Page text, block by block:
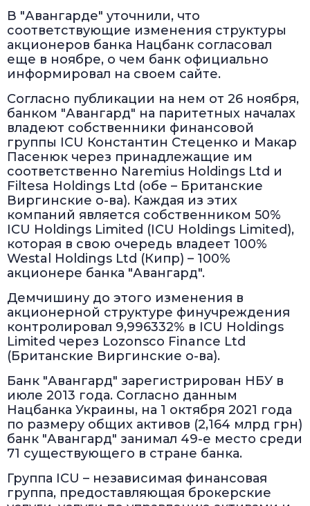
В "Авангарде" уточнили, что
соответствующие изменения структуры
акционеров банка Нацбанк согласовал
еще в ноябре, о чем банк официально
информировал на своем сайте.
Согласно публикации на нем от 26 ноября,
банком "Авангард" на паритетных началах
владеют собственники финансовой
группы ICU Константин Стеценко и Макар
Пасенюк через принадлежащие им
соответственно Naremius Holdings Ltd и
Filtesa Holdings Ltd (обе – Британские
Виргинские о-ва). Каждая из этих
компаний является собственником 50%
ICU Holdings Limited (ICU Holdings Limited),
которая в свою очередь владеет 100%
Westal Holdings Ltd (Кипр) – 100%
акционере банка "Авангард".
Демчишину до этого изменения в
акционерной структуре финучреждения
контролировал 9,996332% в ICU Holdings
Limited через Lozonsco Finance Ltd
(Британские Виргинские о-ва).
Банк "Авангард" зарегистрирован НБУ в
июле 2013 года. Согласно данным
Нацбанка Украины, на 1 октября 2021 года
по размеру общих активов (2,164 млрд грн)
банк "Авангард" занимал 49-е место среди
71 существующего в стране банка.
Группа ICU – независимая финансовая
группа, предоставляющая брокерские